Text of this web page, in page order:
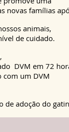
novas famílias
animais,
de cuidado.
DVM em 72
com um DVM
de adoção do